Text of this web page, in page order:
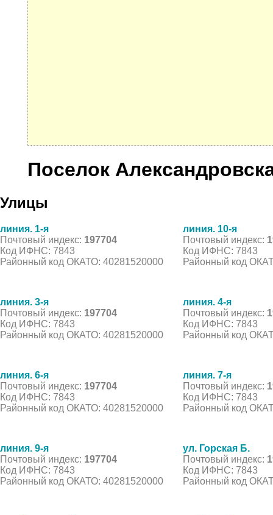
Поселок
Улицы
линия. 1-я
Почтовый индекс: 197704
Код ИФНС: 7843
Районный код ОКАТО: 40281520000
линия. 10-я
Почтовый индекс:
Код ИФНС: 7843
Районный код
линия. 3-я
Почтовый индекс: 197704
Код ИФНС: 7843
Районный код ОКАТО: 40281520000
линия. 4-я
Почтовый индекс:
Код ИФНС: 7843
Районный код
линия. 6-я
Почтовый индекс: 197704
Код ИФНС: 7843
Районный код ОКАТО: 40281520000
линия. 7-я
Почтовый индекс:
Код ИФНС: 7843
Районный код
линия. 9-я
Почтовый индекс: 197704
Код ИФНС: 7843
Районный код ОКАТО: 40281520000
ул. Горская Б.
Почтовый индекс:
Код ИФНС: 7843
Районный код